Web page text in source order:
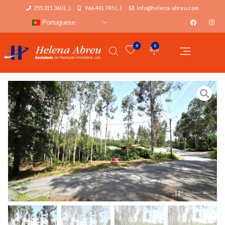
255 311 360 (...) 966 441 745 (...) info@helena-abreu.com
Portuguese
0 0